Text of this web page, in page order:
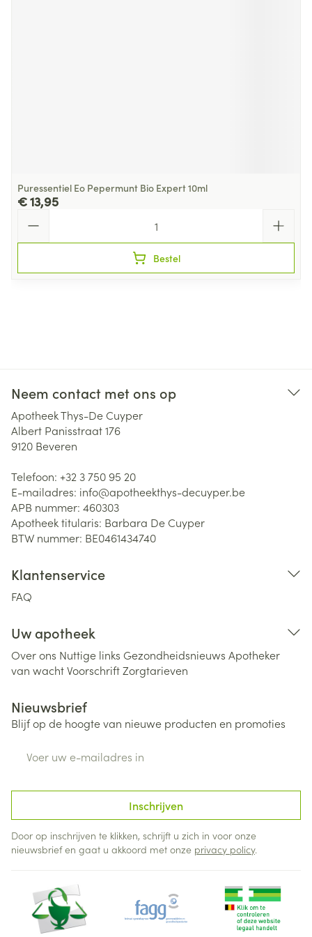
Puressentiel Eo Pepermunt Bio Expert 10ml
€ 13,95
Bestel
Neem contact met ons op
Apotheek Thys-De Cuyper
Albert Panisstraat 176
9120 Beveren
Telefoon: +32 3 750 95 20
E-mailadres: info@apotheekthys-decuyper.be
APB nummer: 460303
Apotheek titularis: Barbara De Cuyper
BTW nummer: BE0461434740
Klantenservice
FAQ
Uw apotheek
Over ons Nuttige links Gezondheidsnieuws Apotheker
van wachtVoorschriftZorgtarieven
Nieuwsbrief
Blijf op de hoogte van nieuwe producten en promoties
Inschrijven
Door op inschrijven te klikken, schrijft u zich in voor onze
nieuwsbrief en gaat u akkoord met onze privacy policy.